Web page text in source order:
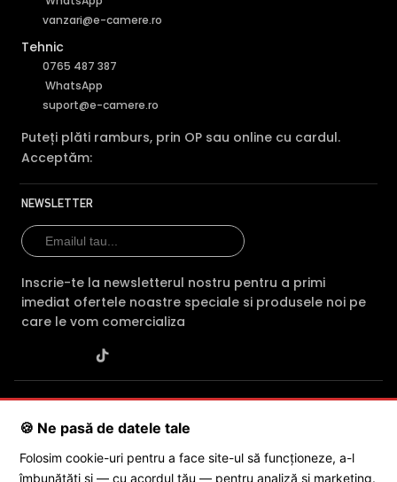
vanzari@e-camere.ro
Tehnic
0765 487 387
WhatsApp
suport@e-camere.ro
Puteți plăti ramburs, prin OP sau online cu cardul.
Acceptăm:
NEWSLETTER
Inscrie-te la newsletterul nostru pentru a primi
imediat ofertele noastre speciale si produsele noi pe
care le vom comercializa
SC POLITES ONLINE SRL· CUI:RO34846331· Reg. Com.:
J2015001227161· Capital social: 200 RON · Sediu: Str. Petrache
Poenaru, Nr. 1, Craiova, Jud. Dolj ·
🍪 Ne pasă de datele tale
Folosim cookie-uri pentru a face site-ul să funcționeze, a-l
îmbunătăți și — cu acordul tău — pentru analiză și marketing.